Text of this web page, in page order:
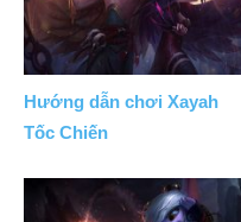
Hướng dẫn chơi Xayah
Tốc Chiến